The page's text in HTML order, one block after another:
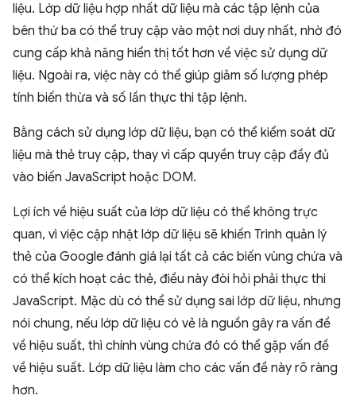
liệu. Lớp dữ liệu hợp nhất dữ liệu mà các tập lệnh của
bên thứ ba có thể truy cập vào một nơi duy nhất, nhờ đó
cung cấp khả năng hiển thị tốt hơn về việc sử dụng dữ
liệu. Ngoài ra, việc này có thể giúp giảm số lượng phép
tính biến thừa và số lần thực thi tập lệnh.
Bằng cách sử dụng lớp dữ liệu, bạn có thể kiểm soát dữ
liệu mà thẻ truy cập, thay vì cấp quyền truy cập đầy đủ
vào biến JavaScript hoặc DOM.
Lợi ích về hiệu suất của lớp dữ liệu có thể không trực
quan, vì việc cập nhật lớp dữ liệu sẽ khiến Trình quản lý
thẻ của Google đánh giá lại tất cả các biến vùng chứa và
có thể kích hoạt các thẻ, điều này đòi hỏi phải thực thi
JavaScript. Mặc dù có thể sử dụng sai lớp dữ liệu, nhưng
nói chung, nếu lớp dữ liệu có vẻ là nguồn gây ra vấn đề
về hiệu suất, thì chính vùng chứa đó có thể gặp vấn đề
về hiệu suất. Lớp dữ liệu làm cho các vấn đề này rõ ràng
hơn.